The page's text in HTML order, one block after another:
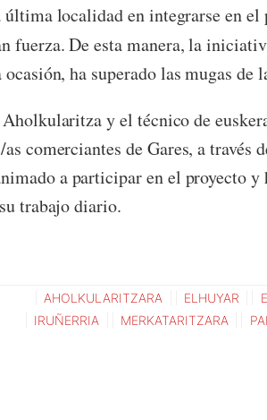
última localidad en integrarse en
fuerza. De esta manera, la
ha superado las mugas de
y el técnico de
comerciantes de Gares, a través
a participar en el proyecto y
trabajo diario.
AHOLKULARITZARA ELHUYAR
IRUÑERRIA
MERKATARITZARA